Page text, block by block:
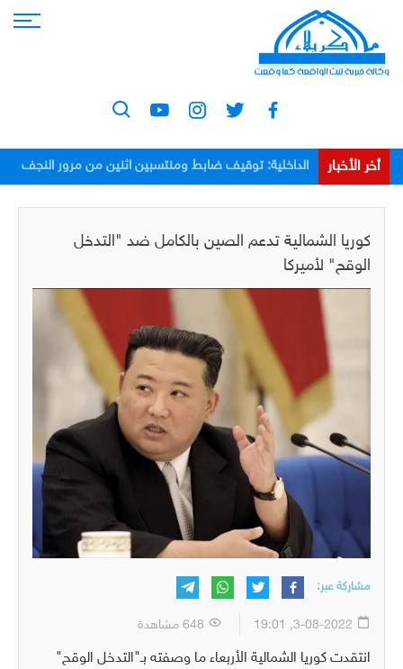
أخر الأخبار
الداخلية: توقيف ضابط ومنتسبين اثنين من مرور النجف
كوريا الشمالية تدعم الصين بالكامل ضد "التدخل
الوقح" لأميركا
مشاركة عبر:
انتقدت كوريا الشمالية الأربعاء ما وصفته بـ"التدخل الوقح"